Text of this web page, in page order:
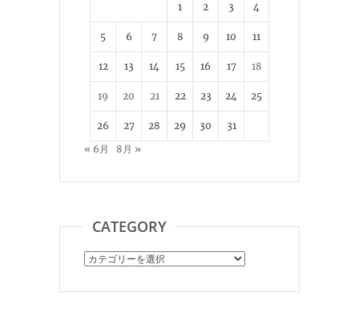
1 2 3 4
5 6 7 8 9 10 11
12 13 14 15 16 17 18
19 20 21 22 23 24 25
26 27 28 29 30
31
« 6月
8月 »
CATEGORY
Category